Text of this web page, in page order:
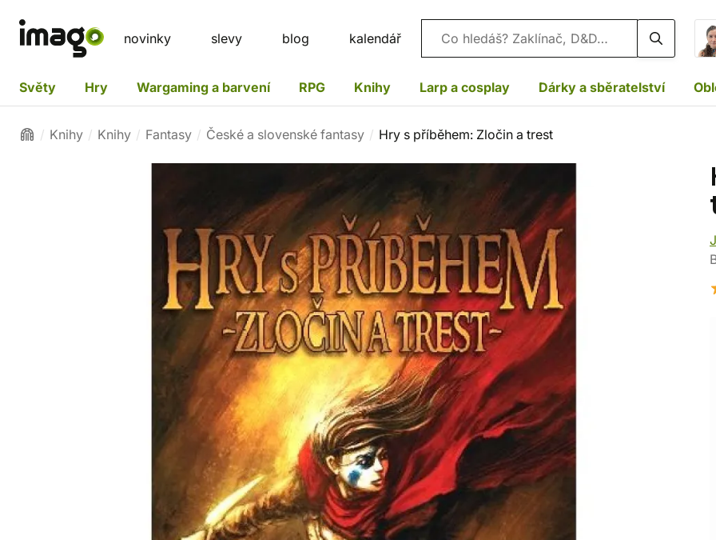
novinky slevy blog kalendář Vyhledávání
Světy Hry Wargaming a barvení RPG Knihy Larp a cosplay Dárky a sběratelství
Knihy Knihy Fantasy České a slovenské fantasy Hry s příběhem: Zločin a trest